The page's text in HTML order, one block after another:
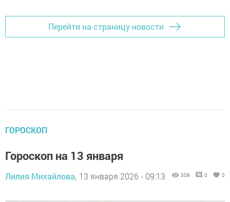
Перейти на страницу новости
ГОРОСКОП
Гороскоп на 13 января
Лилия Михайлова, 13 января 2026 - 09:13 309 0 0